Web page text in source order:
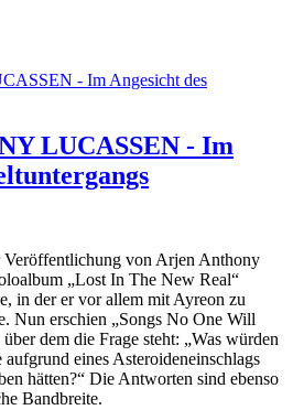
LUCASSEN - Im
Veröffentlichung von Arjen Anthony
„Lost In The New Real“
in der er vor allem mit Ayreon zu
Nun erschien „Songs No One Will
dem die Frage steht: „Was würden
eines Asteroideneinschlags
hätten?“ Die Antworten sind ebenso
Bandbreite.